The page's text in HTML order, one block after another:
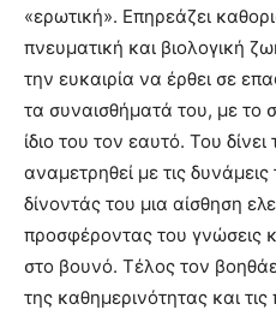
«ερωτική». Επηρεάζει
πνευματική και βιολογική
την ευκαιρία να έρθει σε
τα συναισθήματά του, με το
ίδιο του τον εαυτό. Του
αναμετρηθεί με τις
δίνοντάς του μια αίσθηση
προσφέροντας του γνώσεις
στο βουνό. Τέλος τον
της καθημερινότητας και τις